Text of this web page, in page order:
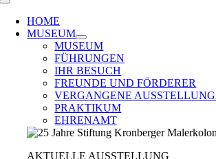
Toggle
Navigation
HOME
MUSEUM
MUSEUM
FÜHRUNGEN
IHR BESUCH
FREUNDE UND FÖRDERER
VERGANGENE
PRAKTIKUM
EHRENAMT
AKTUELLE AUSSTELLUNG